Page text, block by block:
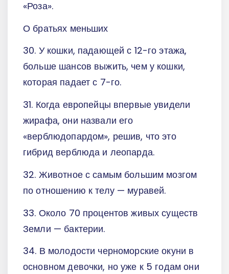
«Роза».
О братьях меньших
30. У кошки, падающей с 12-го этажа,
больше шансов выжить, чем у кошки,
которая падает с 7-го.
31. Когда европейцы впервые увидели
жирафа, они назвали его
«верблюдопардом», решив, что это
гибрид верблюда и леопарда.
32. Животное с самым большим мозгом
по отношению к телу — муравей.
33. Около 70 процентов живых существ
Земли — бактерии.
34. В молодости черноморские окуни в
основном девочки, но уже к 5 годам они